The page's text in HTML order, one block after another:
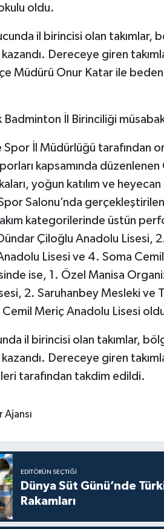
oldu.
il birincisi olan takımlar,
Dereceye giren
Müdürü Onur Katar ile
Badminton İl Birinciliği
Spor İl Müdürlüğü
kapsamında düzenlenen
yoğun katılım ve
Salonu’nda
kategorilerinde üstün
Çiloğlu Anadolu Lisesi,
Lisesi ve 4. Soma
ise, 1. Özel Manisa
2. Saruhanbey Mesleki ve
Cemil Meriç Anadolu Lisesi
il birincisi olan takımlar,
Dereceye giren
tarafından takdim edildi.
Ajansı
EDITÖRÜN SEÇTIĞI
Dünya Süt Günü’nde
Rakamları